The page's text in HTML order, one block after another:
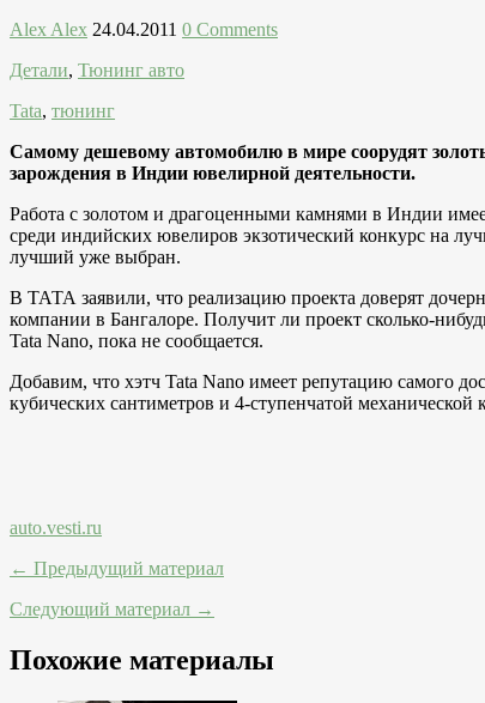
Alex Alex 24.04.2011 0 Comments
Детали, Тюнинг авто
Tata, тюнинг
Самому дешевому автомобилю в мире соорудят
зарождения в Индии ювелирной деятельности.
Работа с золотом и драгоценными камнями в Индии
среди индийских ювелиров экзотический конкурс на
лучший уже выбран.
В ТАТА заявили, что реализацию проекта доверят
компании в Бангалоре. Получит ли проект сколько-
Tata Nano, пока не сообщается.
Добавим, что хэтч Tata Nano имеет репутацию самого
кубических сантиметров и 4-ступенчатой механической
auto.vesti.ru
← Предыдущий материал
Следующий материал →
Похожие материалы